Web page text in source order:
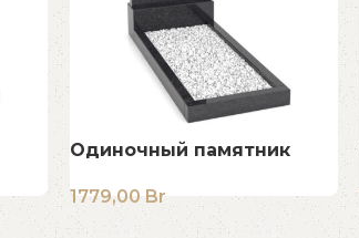
Одиночный памятник
1779,00 Br